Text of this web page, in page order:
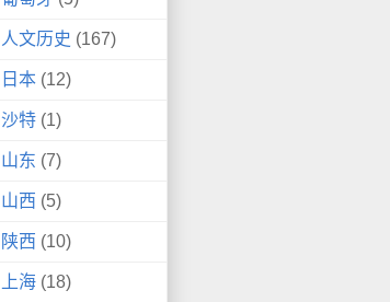
人文历史 (167)
日本 (12)
沙特 (1)
山东 (7)
山西 (5)
陕西 (10)
上海 (18)